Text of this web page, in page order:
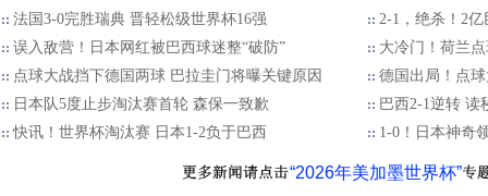
法国3-0完胜瑞典 晋轻松级世界杯16强
2-1，绝杀！2
误入敌营！日本网红被巴西球迷整“破防”
大冷门！荷兰
点球大战挡下德国两球 巴拉圭门将曝关键原因
德国出局！点
日本队5度止步淘汰赛首轮 森保一致歉
巴西2-1逆转 读
快讯！世界杯淘汰赛 日本1-2负于巴西
1-0！日本神奇
“2026年美加墨世界杯”